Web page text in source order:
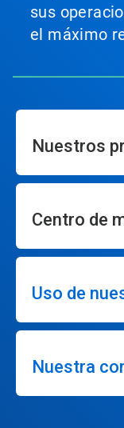
sus
el máximo
Nuestros
Centro de
Uso de
Nuestra